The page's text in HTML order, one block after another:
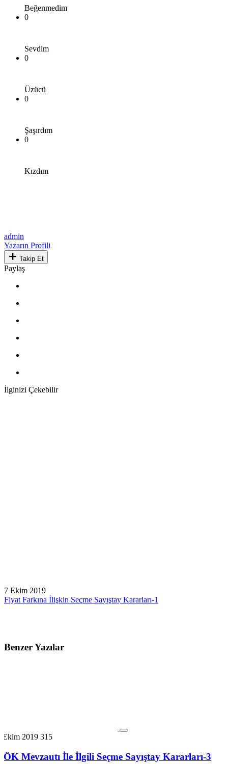
Beğenmedim
0
Sevdim
0
Üzücü
0
Şaşırdım
0
Kızdım
admin
Yazarın Profili
Takip Et
Paylaş
İlginizi Çekebilir
7 Ekim 2019
Fiyat Farkına İlişkin Seçme Sayıştay Kararları-1
Benzer Yazılar
Ekim 2019 315
Mevzautı İle İlgili Seçme Sayıştay Kararları-3